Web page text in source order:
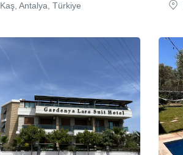
Kaş, Antalya, Türkiye